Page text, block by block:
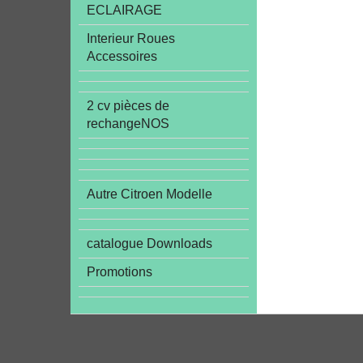
ECLAIRAGE
Interieur Roues
Accessoires
2 cv pièces de
rechangeNOS
Autre Citroen Modelle
catalogue Downloads
Promotions